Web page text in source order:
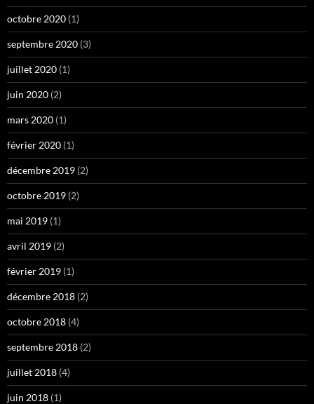
octobre 2020 (1)
septembre 2020 (3)
juillet 2020 (1)
juin 2020 (2)
mars 2020 (1)
février 2020 (1)
décembre 2019 (2)
octobre 2019 (2)
mai 2019 (1)
avril 2019 (2)
février 2019 (1)
décembre 2018 (2)
octobre 2018 (4)
septembre 2018 (2)
juillet 2018 (4)
juin 2018 (1)